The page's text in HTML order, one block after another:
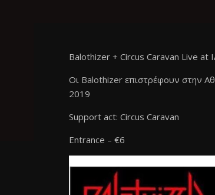
Balothizer + Circus Caravan Live at
Οι Balothizer επιστρέφουν στην
2019
Support act: Circus Caravan
Entrance – €6